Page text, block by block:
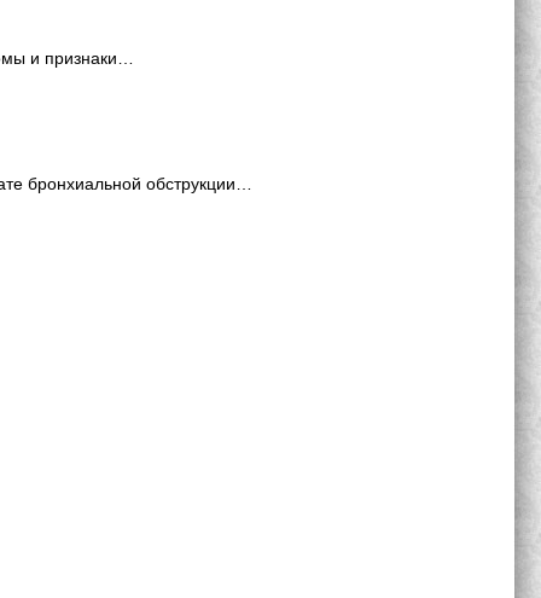
и признаки…
бронхиальной обструкции…